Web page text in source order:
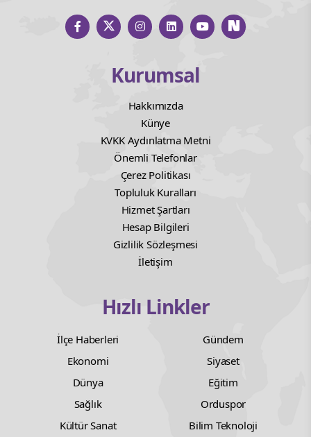
Kurumsal
Hakkımızda
Künye
KVKK Aydınlatma Metni
Önemli Telefonlar
Çerez Politikası
Topluluk Kuralları
Hizmet Şartları
Hesap Bilgileri
Gizlilik Sözleşmesi
İletişim
Hızlı Linkler
İlçe Haberleri
Gündem
Ekonomi
Siyaset
Dünya
Eğitim
Sağlık
Orduspor
Kültür Sanat
Bilim Teknoloji